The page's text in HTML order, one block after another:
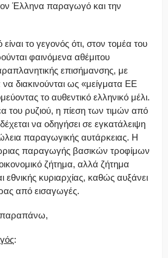
Έλληνα παραγωγό και την
είναι το γεγονός ότι, στον τομέα του
φαινόμενα αθέμιτου
επισήμανσης, με
διακινούνται ως «μείγματα ΕΕ
το αυθεντικό ελληνικό μέλι.
του ρυζιού, η πίεση των τιμών από
να οδηγήσει σε εγκατάλειψη
παραγωγικής αυτάρκειας. Η
παραγωγής βασικών τροφίμων
ζήτημα, αλλά ζήτημα
εθνικής κυριαρχίας, καθώς αυξάνει
από εισαγωγές.
παραπάνω,
: